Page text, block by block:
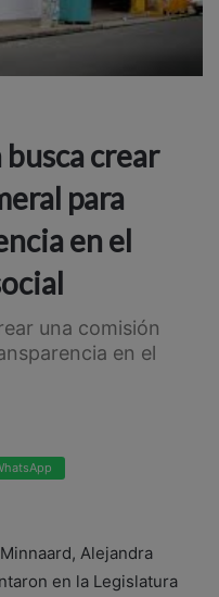
crear
para
en el
una comisión
en el
Alejandra
en la Legislatura